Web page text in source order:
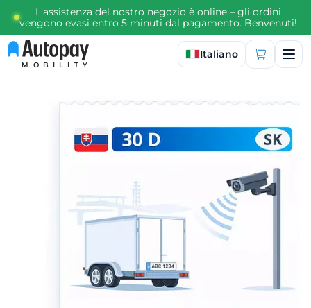
L'assistenza del nostro negozio è online – gli ordini
vengono evasi entro 5 minuti dal pagamento. Benvenuti!
MOBILITY
Seleziona lingua
Italiano